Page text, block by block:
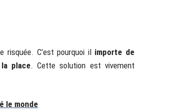
risquée. C’est pourquoi il importe de
place. Cette solution est vivement
le monde